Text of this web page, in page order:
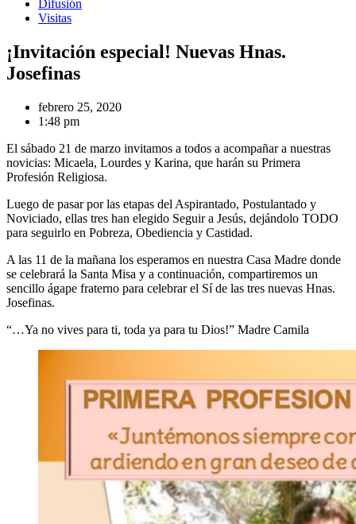
Difusión
Visitas
¡Invitación especial! Nuevas Hnas.
Josefinas
febrero 25, 2020
1:48 pm
El sábado 21 de marzo invitamos a todos a acompañar a nuestras
novicias: Micaela, Lourdes y Karina, que harán su Primera
Profesión Religiosa.
Luego de pasar por las etapas del Aspirantado, Postulantado y
Noviciado, ellas tres han elegido Seguir a Jesús, dejándolo TODO
para seguirlo en Pobreza, Obediencia y Castidad.
A las 11 de la mañana los esperamos en nuestra Casa Madre donde
se celebrará la Santa Misa y a continuación, compartiremos un
sencillo ágape fraterno para celebrar el Sí de las tres nuevas Hnas.
Josefinas.
“…Ya no vives para ti, toda ya para tu Dios!” Madre Camila